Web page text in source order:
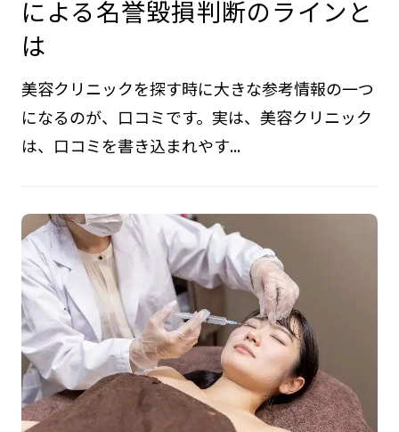
による名誉毀損判断のラインと
は
美容クリニックを探す時に大きな参考情報の一つ
になるのが、口コミです。実は、美容クリニック
は、口コミを書き込まれやす...